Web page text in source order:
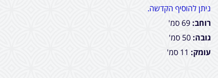
ניתן להוסיף הקדשה.
רוחב:
גובה:
עומק: